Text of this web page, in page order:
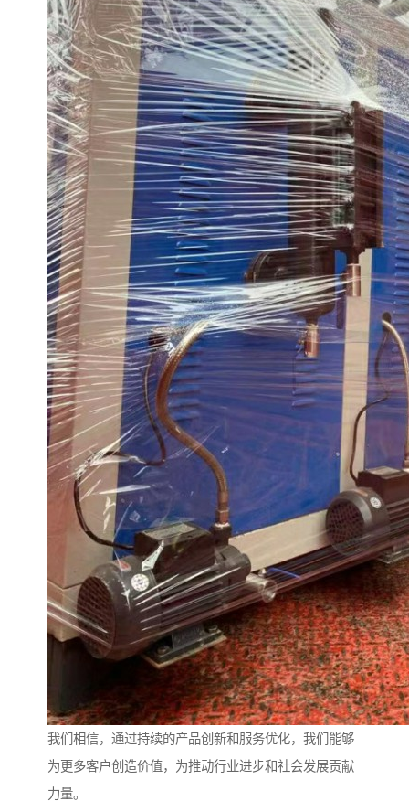
我们相信，通过持续的产品创新和服务优化，我们能够
为更多客户创造价值，为推动行业进步和社会发展贡献
力量。